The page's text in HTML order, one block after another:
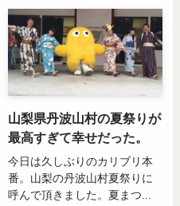
山梨県丹波山村の夏祭りが
最高すぎて幸せだった。
今日は久しぶりのカリブリ本
番。山梨の丹波山村夏祭りに
呼んで頂きました。夏まつ...